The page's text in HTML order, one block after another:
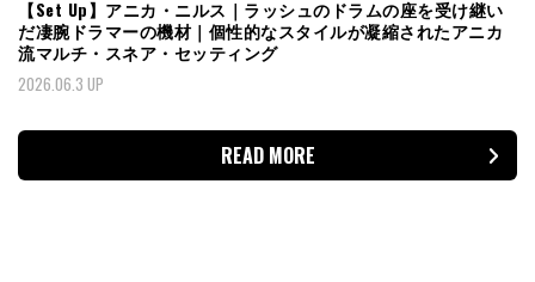
【Set Up】アニカ・ニルス｜ラッシュのドラムの座を受け継い
だ凄腕ドラマーの機材｜個性的なスタイルが凝縮されたアニカ
流マルチ・スネア・セッティング
2026.06.3 UP
READ MORE